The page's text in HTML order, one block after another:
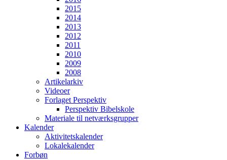
2015
2014
2013
2012
2011
2010
2009
2008
Artikelarkiv
Videoer
Forlaget Perspektiv
Perspektiv Bibelskole
Materiale til netværksgrupper
Kalender
Aktivitetskalender
Lokalekalender
Forbøn